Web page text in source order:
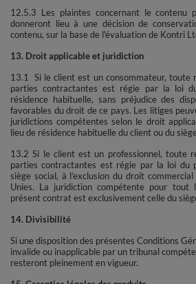
12.5.3 Les plaintes concernant le contenu
donneront lieu à une décision de
contenu, sur la base de l'évaluation de Kontri
13. Droit applicable et juridiction
13.1 Si le client est un consommateur, toute
parties contractantes est régie par la loi
résidence habituelle, sans préjudice des
favorables du droit de ce pays. Les litiges
juridictions compétentes selon le droit
lieu de résidence habituelle du client ou du
13.2 Si le client est un professionnel, toute
parties contractantes est régie par la loi du
siège social, à l’exclusion du droit
Unies. La juridiction compétente pour
présent contrat est exclusivement celle du
14. Divisibilité
Si une disposition des présentes Conditions
invalide ou inapplicable par un tribunal
resteront pleinement en vigueur.